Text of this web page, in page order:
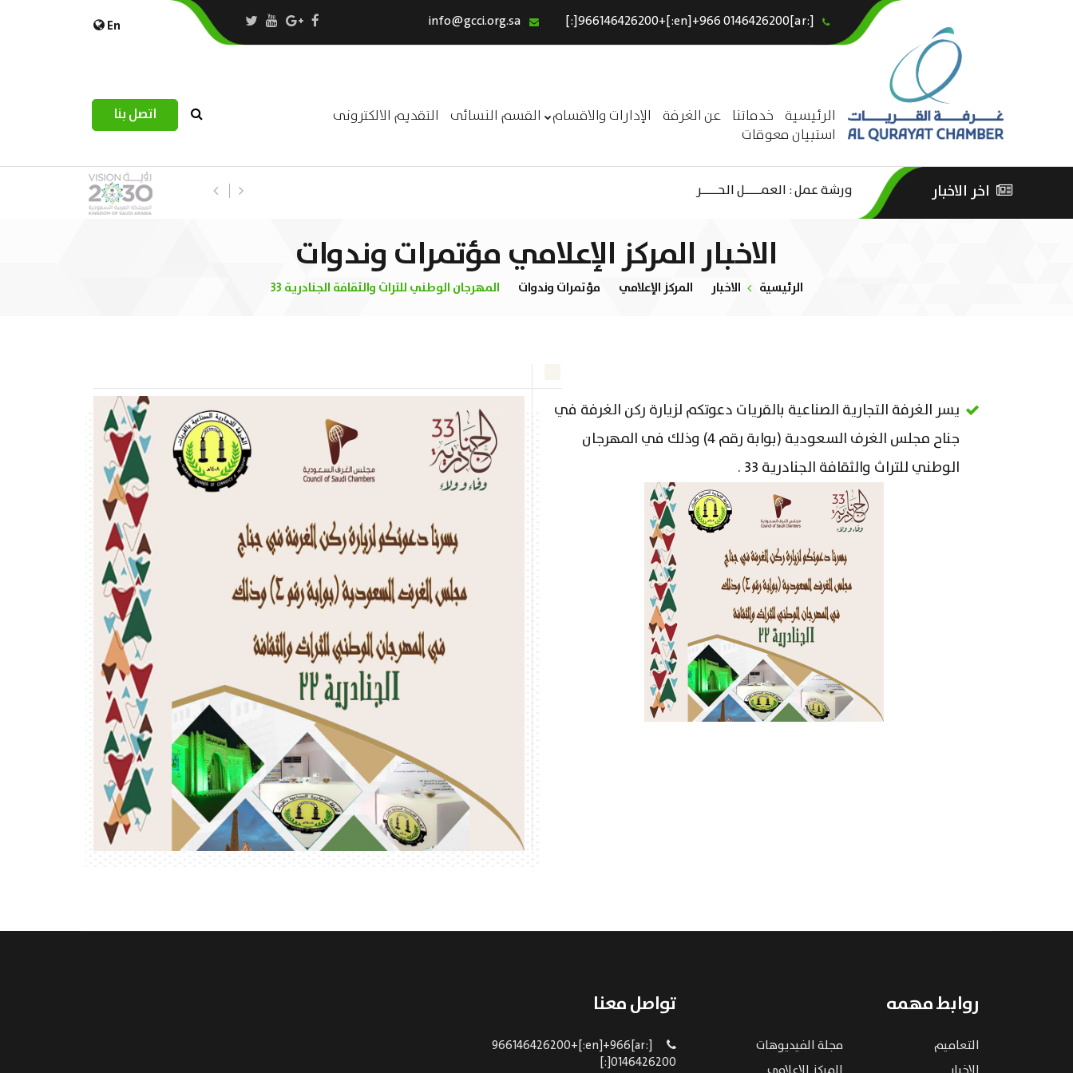
[:ar]966146426200+[:en]+966 0146426200[:]
En
الرئيسية خدماتنا عن الغرفة الإدارات والاقسام القسم النسائى التقديم الالكترونى
استبيان معوقات
اتصل بنا
الرئيسية
عن الغرفة
القسم النسائى
استبيان معوقات
اخر الاخبار ورشة عمل : العمـــــل الحـــــر استبيان مرصد التحديات اللوجستية
الاخبار المركز الإعلامي مؤتمرات وندوات
الرئيسية الاخبار المركز الإعلامي مؤتمرات وندوات المهرجان الوطني للتراث والثقافة الجنادرية 33
يسر الغرفة التجارية الصناعية بالقريات دعوتكم لزيارة ركن الغرفة في
جناح مجلس الغرف السعودية (بوابة رقم 4) وذلك في المهرجان
الوطني للتراث والثقافة الجنادرية 33 .
روابط مهمه
التعاميم
مجلة الفيديوهات
تواصل معنا
[:ar]966146426200+[:en]+966
0146426200[:]